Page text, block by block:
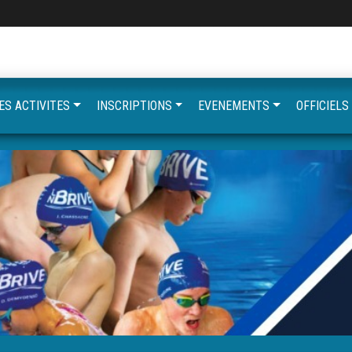
ACTIVITES INSCRIPTIONS EVENEMENTS OFFICIELS